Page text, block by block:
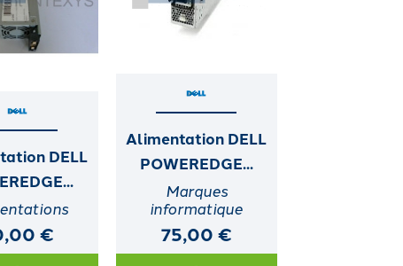
DELL
€
Alimentation DELL
POWEREDGE...
Marques
informatique
75,00 €